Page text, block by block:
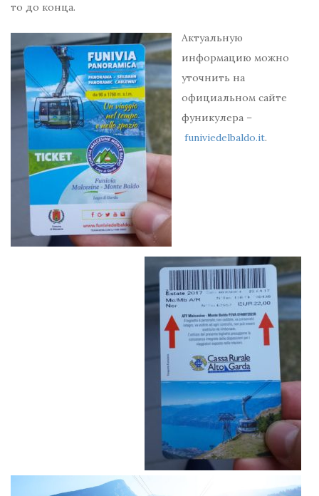
то до конца.
Актуальную
информацию можно
уточнить на
официальном сайте
фуникулера –
funiviedelbaldo.it.